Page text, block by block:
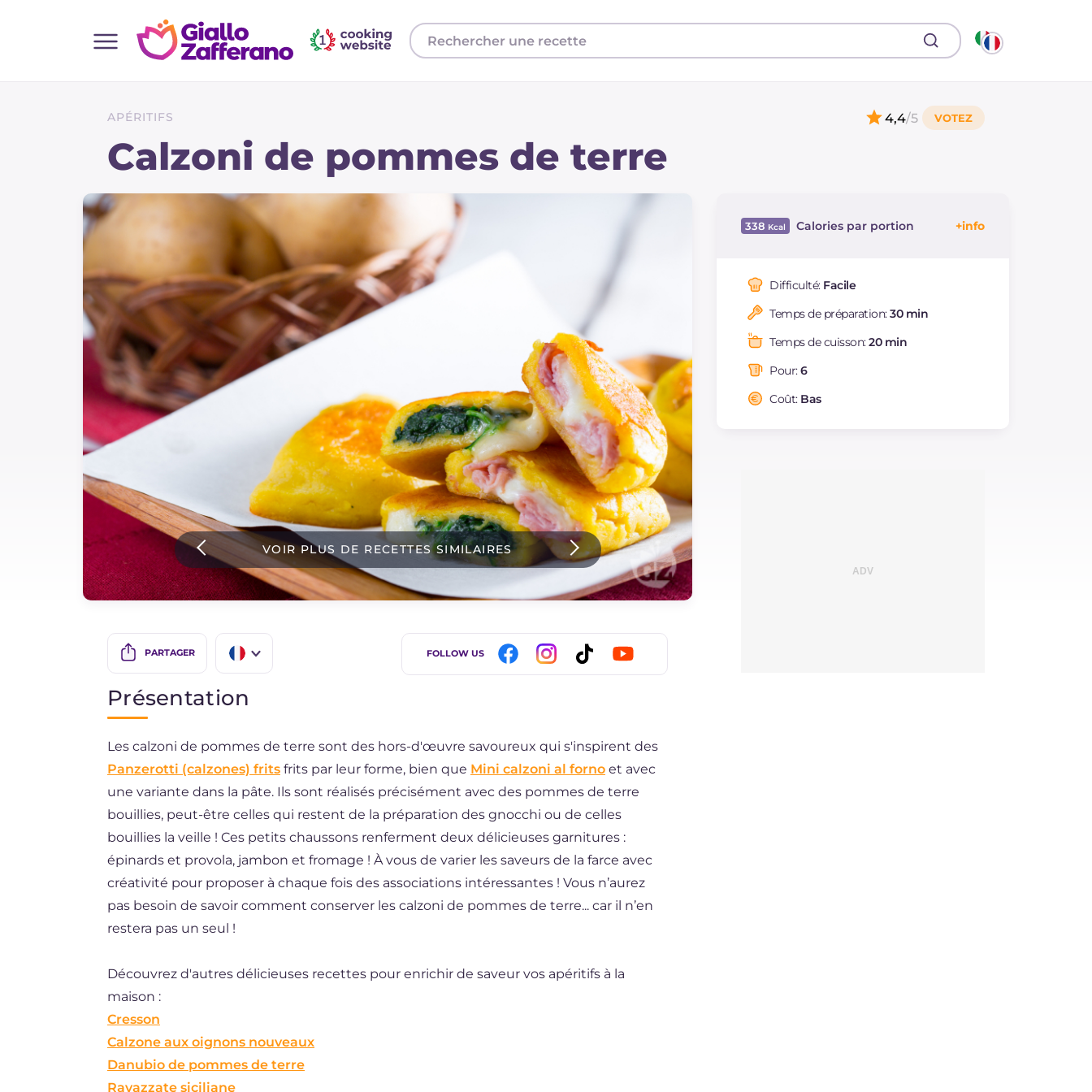
Toutes les recettes
Plats principaux
Boissons et rafraîchissements
Accompagnement
Pizzas et focaccia
Gateaux et patisserie
Dernieres recettes
IT Website
Instagram
YouTube
APÉRITIFS
Calzoni de pommes de terre
4,4/5
VOIR PLUS DE RECETTES SIMILAIRES
PARTAGER
BR
ES
NL
FOLLOW US
338 Calories par portion
Dont sucres
Protéine g
Graisses
saturés
Fibre
Cholestérol
Difficulté: Facile
Temps de préparation:30 min
Temps de cuisson:20 min
Pour:6
Coût: Bas
Présentation
Les calzoni de pommes de terre sont des hors-d'œuvre savoureux qui s'inspirent des
Panzerotti (calzones) frits frits par leur forme, bien que Mini calzoni al forno et avec
une variante dans la pâte. Ils sont réalisés précisément avec des pommes de terre
bouillies, peut-être celles qui restent de la préparation des gnocchi ou de celles
bouillies la veille ! Ces petits chaussons renferment deux délicieuses garnitures :
épinards et provola, jambon et fromage ! À vous de varier les saveurs de la farce avec
créativité pour proposer à chaque fois des associations intéressantes ! Vous n’aurez
pas besoin de savoir comment conserver les calzoni de pommes de terre... car il n’en
restera pas un seul !
Découvrez d'autres délicieuses recettes pour enrichir de saveur vos apéritifs à la
maison :
Cresson
Calzone aux oignons nouveaux
Danubio de pommes de terre
Ravazzate siciliane